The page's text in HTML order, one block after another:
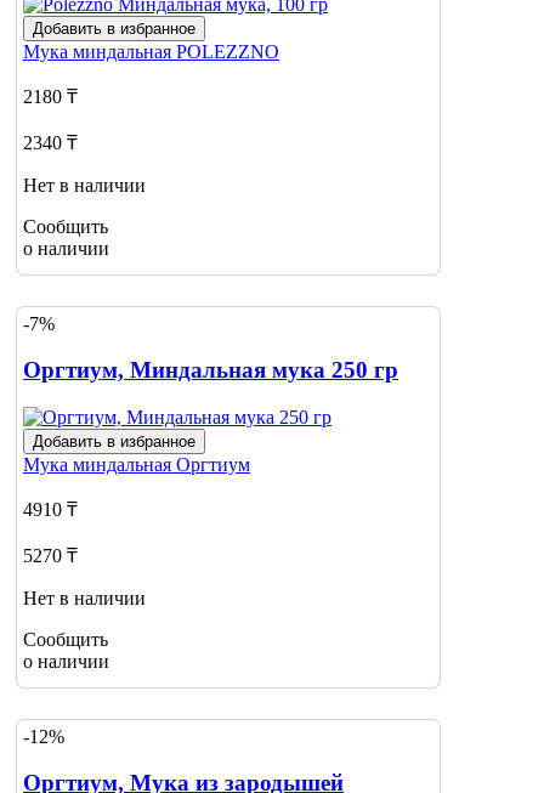
Добавить в избранное
Мука миндальная POLEZZNO
2180 ₸
2340 ₸
Нет в наличии
Сообщить
о наличии
-7%
Оргтиум, Миндальная мука 250 гр
Добавить в избранное
Мука миндальная Оргтиум
4910 ₸
5270 ₸
Нет в наличии
Сообщить
о наличии
-12%
Оргтиум, Мука из зародышей